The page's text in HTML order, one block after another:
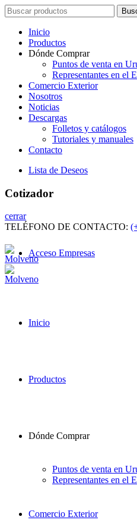
Search
for:
Inicio
Productos
Dónde Comprar
Puntos de venta en
Representantes en el
Comercio Exterior
Nosotros
Noticias
Descargas
Folletos y catálogos
Tutoriales y manuales
Contacto
Lista de Deseos
Cotizador
cerrar
TELÉFONO DE CONTACTO:
Acceso Empresas
Inicio
Productos
Dónde Comprar
Puntos de venta en
Representantes en el
Comercio Exterior